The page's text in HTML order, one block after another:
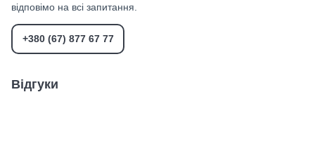
відповімо на всі запитання.
+380 (67) 877 67 77
Відгуки